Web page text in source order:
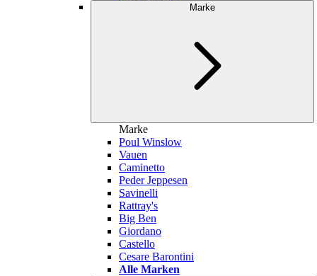
Marke
Marke
Poul Winslow
Vauen
Caminetto
Peder Jeppesen
Savinelli
Rattray's
Big Ben
Giordano
Castello
Cesare Barontini
Alle Marken